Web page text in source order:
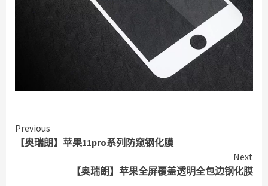
Continue
Reading
Previous
【奥瑞朗】苹果11pro系列防窥钢化膜
Next
【奥瑞朗】苹果全屏覆盖透明全包边钢化膜